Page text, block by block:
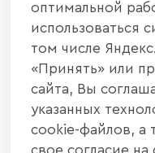
НАШИ
+7 800 700 20
440004, г.
оптимальной
использоваться
том числе
«Принять» или
сайта, Вы
указанных
cookie-файлов, а